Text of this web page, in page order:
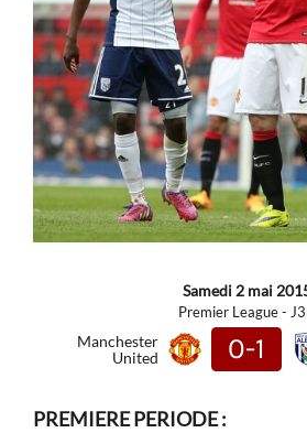
Samedi 2 mai
Premier League -
Manchester
United
0-1
PREMIERE PERIODE :